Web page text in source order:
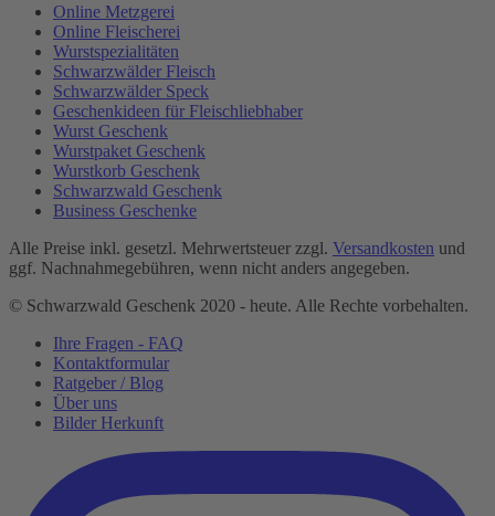
Online Metzgerei
Online Fleischerei
Wurstspezialitäten
Schwarzwälder Fleisch
Schwarzwälder Speck
Geschenkideen für Fleischliebhaber
Wurst Geschenk
Wurstpaket Geschenk
Wurstkorb Geschenk
Schwarzwald Geschenk
Business Geschenke
Alle Preise inkl. gesetzl. Mehrwertsteuer zzgl. Versandkosten und
ggf. Nachnahmegebühren, wenn nicht anders angegeben.
© Schwarzwald Geschenk 2020 - heute. Alle Rechte vorbehalten.
Ihre Fragen - FAQ
Kontaktformular
Ratgeber / Blog
Über uns
Bilder Herkunft